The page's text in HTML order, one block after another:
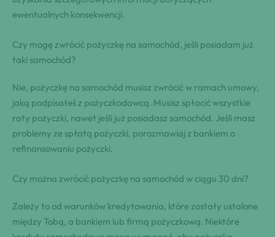
ewentualnych konsekwencji.
Czy mogę zwrócić pożyczkę na samochód, jeśli posiadam już
taki samochód?
Nie, pożyczkę na samochód musisz zwrócić w ramach umowy,
jaką podpisałeś z pożyczkodawcą. Musisz spłacić wszystkie
raty pożyczki, nawet jeśli już posiadasz samochód. Jeśli masz
problemy ze spłatą pożyczki, porozmawiaj z bankiem o
refinansowaniu pożyczki.
Czy można zwrócić pożyczkę na samochód w ciągu 30 dni?
Zależy to od warunków kredytowania, które zostały ustalone
między Tobą, a bankiem lub firmą pożyczkową. Niektóre